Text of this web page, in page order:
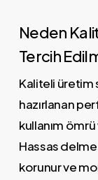
Neden
Tercih
Kaliteli üretim
hazırlanan
kullanım
Hassas
korunur ve